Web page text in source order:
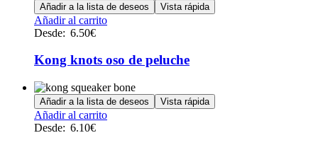
Añadir a la lista de deseos Vista rápida
Añadir al carritoEste
múltiples
variantes.
Las
opciones
se
pueden
Desde: 6.50€
Kong knots oso de peluche
Añadir a la lista de deseos Vista rápida
Añadir al carritoEste
Desde: 6.10€